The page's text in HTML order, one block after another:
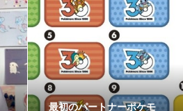
最初のパートナーポケモ